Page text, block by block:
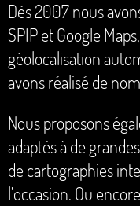
Dès 2007 nous
SPIP et Google
géolocalisation
avons réalisé de
Nous proposons
adaptés à de
de cartographies
l’occasion. Ou